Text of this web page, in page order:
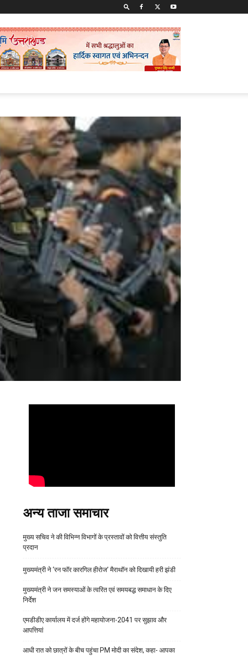
अन्य ताजा समाचार
मुख्य सचिव ने की विभिन्न विभागों के प्रस्तावों को वित्तीय संस्तुति
प्रदान
मुख्यमंत्री ने ‘रन फॉर कारगिल हीरोज’ मैराथॉन को दिखायी हरी झंडी
मुख्यमंत्री ने जन समस्याओं के त्वरित एवं समयबद्ध समाधान के दिए
निर्देश
एमडीडीए कार्यालय में दर्ज होंगे महायोजना-2041 पर सुझाव और
आपत्तियां
आधी रात को छात्रों के बीच पहुंचा PM मोदी का संदेश, कहा- आपका